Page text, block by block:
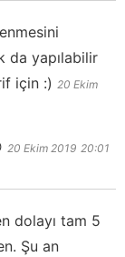
da yapılabilir
için :) 20 Ekim
20 Ekim 2019 20:01
dolayı tam 5
Şu an